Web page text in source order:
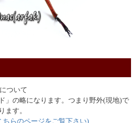
ついて
」の略になります。つまり野外(現地)で
ます。
ちらのページをご覧下さい)